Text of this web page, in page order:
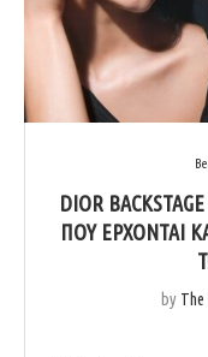
DIOR
ΠΟΥ ΈΡΧΟΝΤΑΙ
by The